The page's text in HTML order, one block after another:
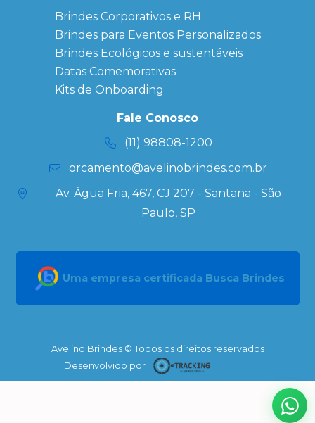
Brindes
Corporativos
Copos Térmicos
Personalizados
Datas Especiais
Ecobag
Personalizada
Kits
Brindes Corporativos e RH
Brindes para Eventos Personalizados
Brindes Ecológicos e sustentáveis
Datas Comemorativas
Kits de Onboarding
Fale Conosco
(11) 98808-1200
orcamento@avelinobrindes.com.br
Av. Água Fria, 467, CJ 207 - Santana - São
Paulo, SP
Uma empresa certificada Busca Brindes
Avelino Brindes © Todos os direitos reservados
Desenvolvido por